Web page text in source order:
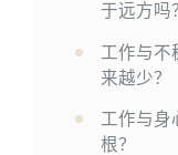
于远方吗
工作与不
来越少？
工作与身
根？